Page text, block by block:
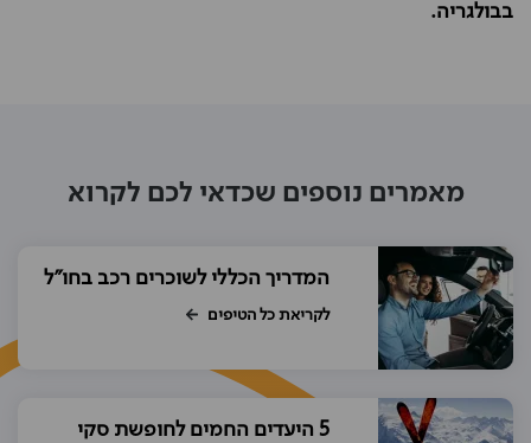
בבולגריה.
מאמרים נוספים שכדאי לכם לקרוא
המדריך הכללי לשוכרים רכב בחו"ל
לקריאת כל הטיפים
5 היעדים החמים לחופשת סקי